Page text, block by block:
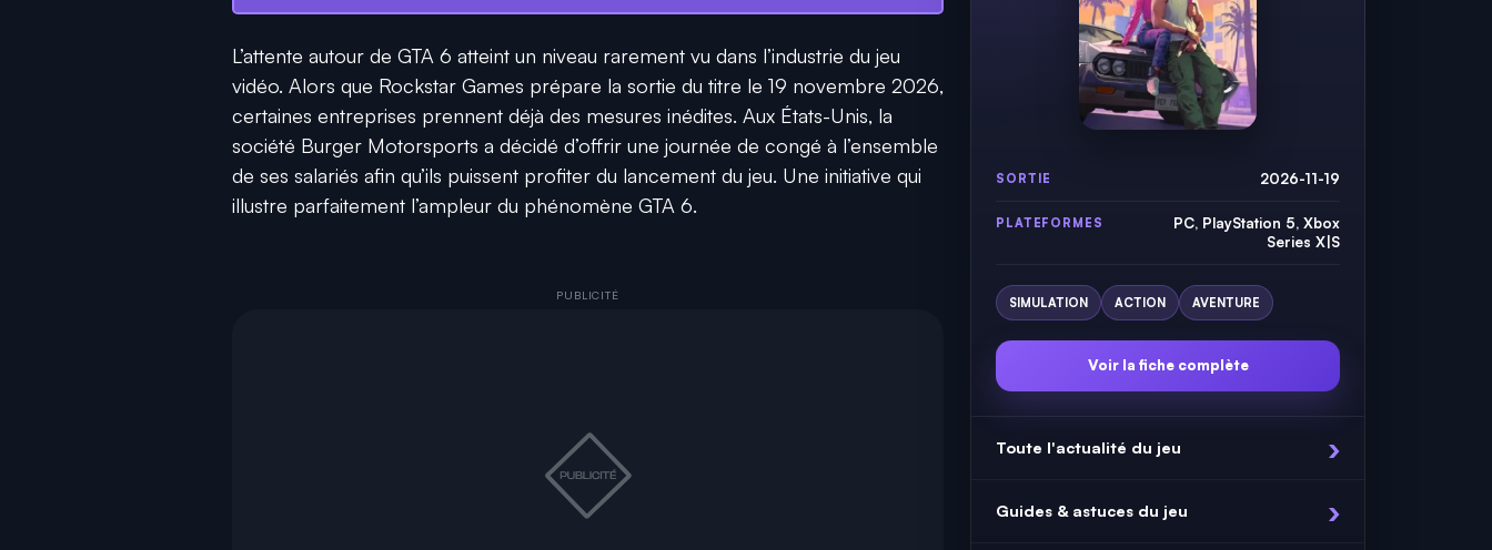
L’attente autour de GTA 6 atteint un niveau rarement vu dans l’industrie du jeu
vidéo. Alors que Rockstar Games prépare la sortie du titre le 19 novembre 2026,
certaines entreprises prennent déjà des mesures inédites. Aux États-Unis, la
société Burger Motorsports a décidé d’offrir une journée de congé à l’ensemble
de ses salariés afin qu’ils puissent profiter du lancement du jeu. Une initiative qui
illustre parfaitement l’ampleur du phénomène GTA 6.
SORTIE 2026-11-19
PLATEFORMES
PC, PlayStation 5, Xbox
Series X|S
SIMULATION ACTION AVENTURE
Voir la fiche complète
Toute l'actualité du jeu
Guides & astuces du jeu